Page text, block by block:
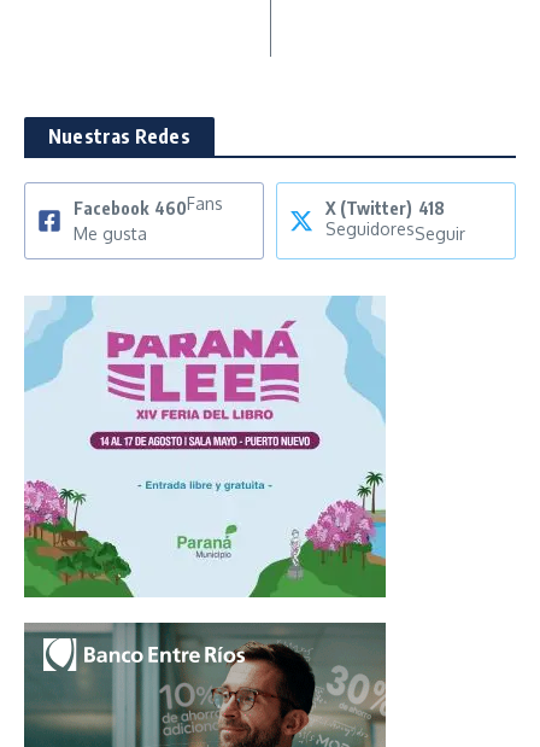
Nuestras Redes
Facebook 460Fans
Me gusta
X (Twitter) 418
SeguidoresSeguir